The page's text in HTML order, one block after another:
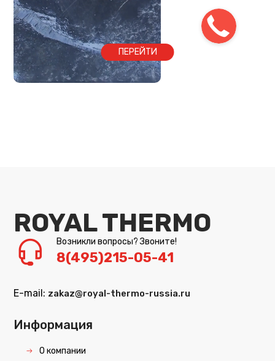
ПЕРЕЙТИ
ROYAL THERMO
Возникли вопросы? Звоните!
8(495)215-05-41
E-mail: zakaz@royal-thermo-russia.ru
Информация
О компании